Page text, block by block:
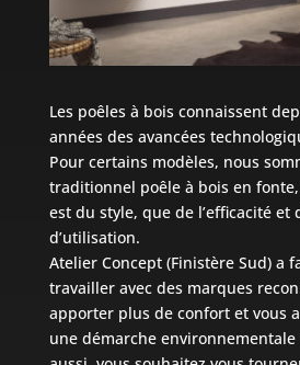
Les poêles à bois connaissent
années des avancées
Pour certains modèles, nous
traditionnel poêle à bois en
est du style, que de l’efficacité et
d’utilisation.
Atelier Concept (Finistère Sud) a
travailler avec des marques
apporter plus de confort et vous
une démarche environnementale